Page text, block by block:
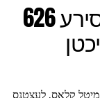
הטק דעסירע 626 Smartphone:
מיטל קלאַס. לעצטנס